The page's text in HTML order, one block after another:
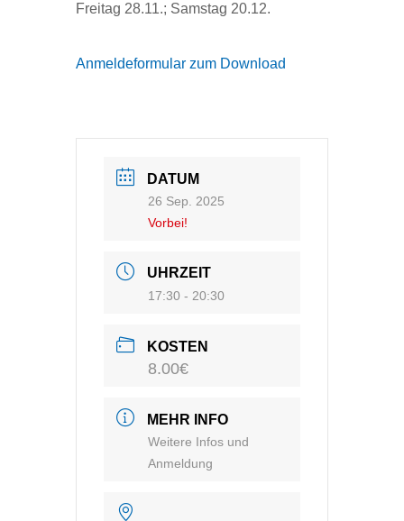
Freitag 28.11.; Samstag 20.12.
Anmeldeformular zum Download
DATUM
26 Sep. 2025
Vorbei!
UHRZEIT
17:30 - 20:30
KOSTEN
8.00€
MEHR INFO
Weitere Infos und
Anmeldung